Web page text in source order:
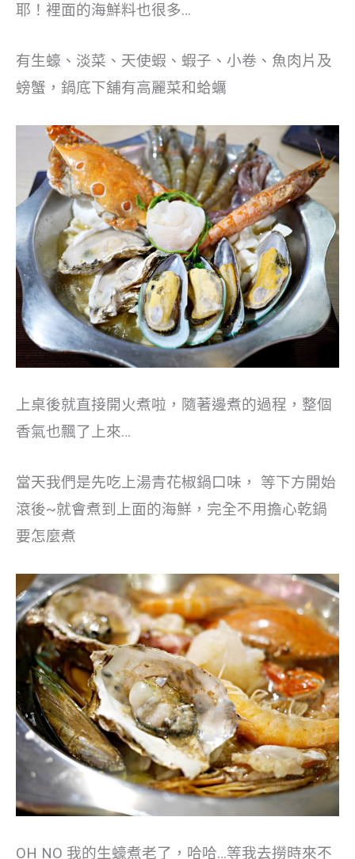
耶！裡面的海鮮料也很多…
有生蠔、淡菜、天使蝦、蝦子、小卷、魚肉片及
螃蟹，鍋底下舖有高麗菜和蛤蠣
上桌後就直接開火煮啦，隨著邊煮的過程，整個
香氣也飄了上來…
當天我們是先吃上湯青花椒鍋口味， 等下方開始
滾後~就會煮到上面的海鮮，完全不用擔心乾鍋
要怎麼煮
OH NO 我的生蠔煮老了，哈哈…等我去撈時來不